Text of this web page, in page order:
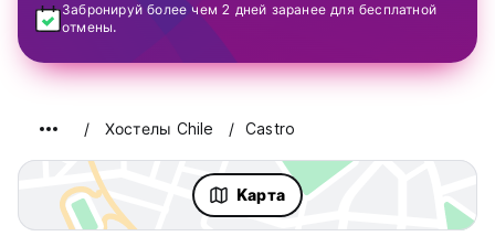
Забронируй более чем 2 дней заранее для бесплатной
отмены.
Хостелы Chile Castro
Kарта